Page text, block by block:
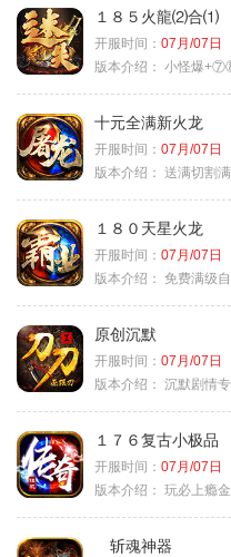
１８５火龍⑵合⑴
开服时间： 07月/07日
版本介绍： 小怪爆
十元全满新火龙
开服时间： 07月/07日
版本介绍： 送满切割
１８０天星火龙
开服时间： 07月/07日
版本介绍： 免费满级
原创沉默
开服时间： 07月/07日
版本介绍： 沉默剧情
１７６复古小极品
开服时间： 07月/07日
版本介绍： 玩必上瘾
斩魂神器